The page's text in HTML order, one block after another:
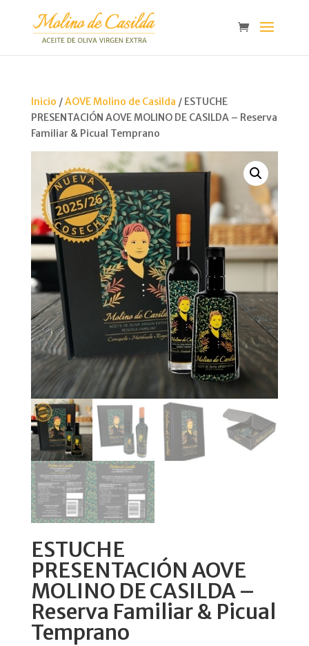
Inicio /AOVE Molino de Casilda / ESTUCHE
PRESENTACIÓN AOVE MOLINO DE CASILDA – Reserva
Familiar & Picual Temprano
ESTUCHE
PRESENTACIÓN AOVE
MOLINO DE CASILDA –
Reserva Familiar & Picual
Temprano